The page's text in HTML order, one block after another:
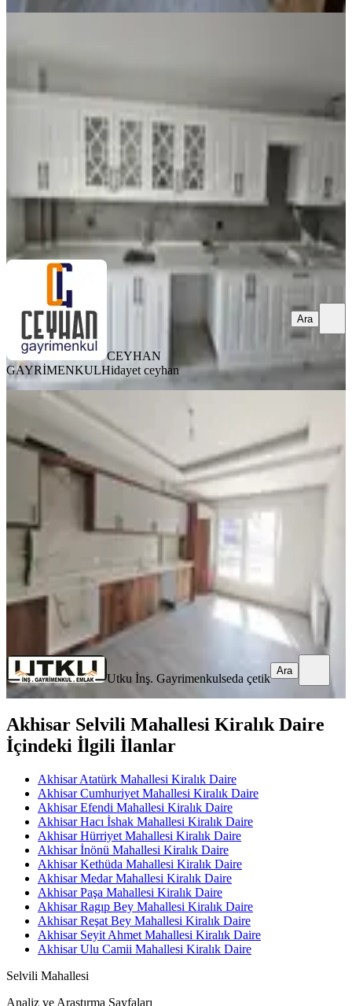
3. Kat·30.07.2026
25.000 ₺
CEYHAN GAYRİMENKUL Hidayet ceyhan
CEYHAN
GAYRİMENKULHidayet ceyhan
Ara
SİTE İÇİ
Seda Gayrimenkul’den Efendi
Mahallesi’nde Renk Yolu Üzeri
Kiralık Daire
Akhisar, Efendi Mahallesi
1. Kat·
21.500 ₺
Utku İnş. Gayrimenkul seda çetik
Utku İnş. Gayrimenkulseda çetik
Ara
Akhisar Selvili Mahallesi Kiralık Daire
İçindeki İlgili İlanlar
Akhisar Atatürk Mahallesi Kiralık Daire
Akhisar Cumhuriyet Mahallesi Kiralık Daire
Akhisar Efendi Mahallesi Kiralık Daire
Akhisar Hacı İshak Mahallesi Kiralık Daire
Akhisar Hürriyet Mahallesi Kiralık Daire
Akhisar İnönü Mahallesi Kiralık Daire
Akhisar Kethüda Mahallesi Kiralık Daire
Akhisar Medar Mahallesi Kiralık Daire
Akhisar Paşa Mahallesi Kiralık Daire
Akhisar Ragıp Bey Mahallesi Kiralık Daire
Akhisar Reşat Bey Mahallesi Kiralık Daire
Akhisar Seyit Ahmet Mahallesi Kiralık Daire
Akhisar Ulu Camii Mahallesi Kiralık Daire
Selvili Mahallesi
Analiz ve Araştırma Sayfaları